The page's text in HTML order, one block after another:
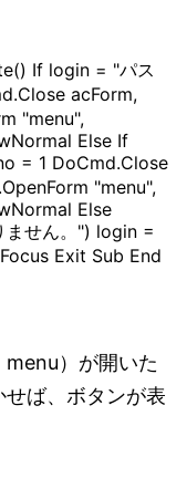
If login = "パス
acForm,
"menu",
Else If
= 1 DoCmd.Close
"menu",
Else
ません。") login =
Exit Sub End
）が開いた
ば、ボタンが表